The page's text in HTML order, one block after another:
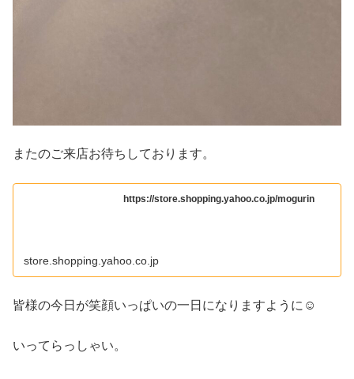
またのご来店お待ちしております。
https://store.shopping.yahoo.co.jp/mogurin
store.shopping.yahoo.co.jp
皆様の今日が笑顔いっぱいの一日になりますように☺
いってらっしゃい。